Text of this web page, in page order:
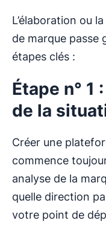
L’élaboration ou
de marque passe
étapes clés :
Étape n° 1
de la
Créer une
commence
analyse de la
quelle direction
votre point de